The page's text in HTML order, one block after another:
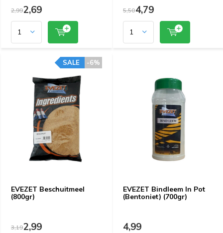
2,992,69 5,504,79
EVEZET Beschuitmeel
(800gr)
-6%
SALE
3,192,99
EVEZET Bindleem In Pot
(Bentoniet) (700gr)
4,99